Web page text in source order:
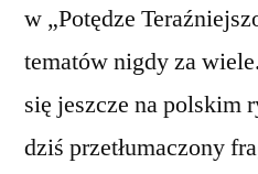
w „Potędze
tematów nigdy za
się jeszcze na polskim
dziś przetłumaczony